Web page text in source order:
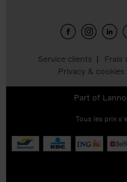
Service clients Frais
Privacy & cookies
Part of
Tous les prix